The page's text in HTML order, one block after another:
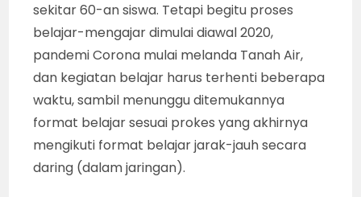
sekitar 60-an siswa. Tetapi begitu proses
belajar-mengajar dimulai diawal 2020,
pandemi Corona mulai melanda Tanah Air,
dan kegiatan belajar harus terhenti beberapa
waktu, sambil menunggu ditemukannya
format belajar sesuai prokes yang akhirnya
mengikuti format belajar jarak-jauh secara
daring (dalam jaringan).